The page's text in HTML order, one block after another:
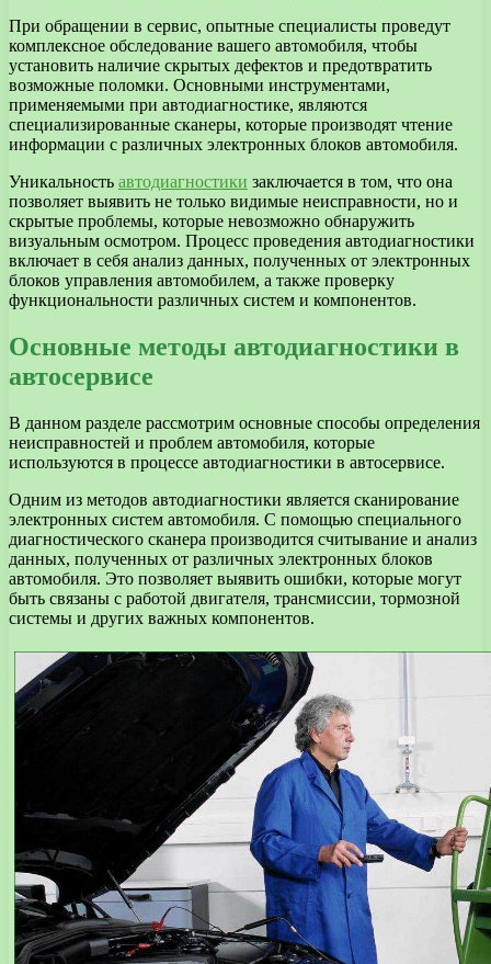
При обращении в сервис, опытные специалисты проведут
комплексное обследование вашего автомобиля, чтобы
установить наличие скрытых дефектов и предотвратить
возможные поломки. Основными инструментами,
применяемыми при автодиагностике, являются
специализированные сканеры, которые производят чтение
информации с различных электронных блоков автомобиля.
Уникальность автодиагностики заключается в том, что она
позволяет выявить не только видимые неисправности, но и
скрытые проблемы, которые невозможно обнаружить
визуальным осмотром. Процесс проведения автодиагностики
включает в себя анализ данных, полученных от электронных
блоков управления автомобилем, а также проверку
функциональности различных систем и компонентов.
Основные методы автодиагностики в
автосервисе
В данном разделе рассмотрим основные способы определения
неисправностей и проблем автомобиля, которые
используются в процессе автодиагностики в автосервисе.
Одним из методов автодиагностики является сканирование
электронных систем автомобиля. С помощью специального
диагностического сканера производится считывание и анализ
данных, полученных от различных электронных блоков
автомобиля. Это позволяет выявить ошибки, которые могут
быть связаны с работой двигателя, трансмиссии, тормозной
системы и других важных компонентов.